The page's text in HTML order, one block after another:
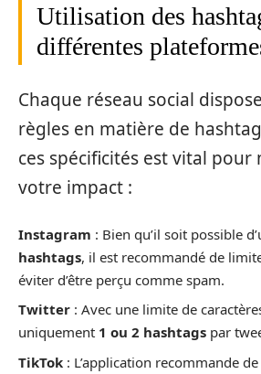
Utilisation des
différentes
Chaque réseau social
règles en matière de
ces spécificités est vital pour
votre impact :
Instagram : Bien qu’il soit possible
hashtags, il est recommandé de
éviter d’être perçu comme spam.
Twitter : Avec une limite de
uniquement 1 ou 2 hashtags par
TikTok : L’application recommande